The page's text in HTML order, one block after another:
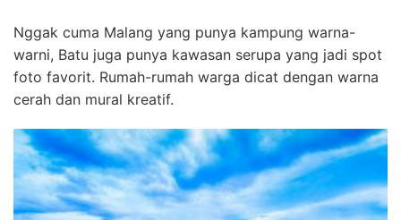
Nggak cuma Malang yang punya kampung warna-
warni, Batu juga punya kawasan serupa yang jadi spot
foto favorit. Rumah-rumah warga dicat dengan warna
cerah dan mural kreatif.